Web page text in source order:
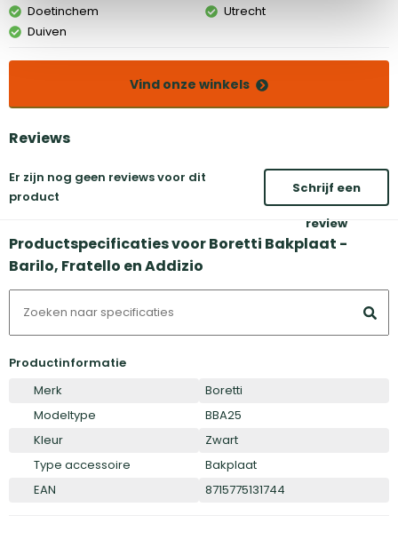
Doetinchem
Duiven
Utrecht
Vind onze winkels
Reviews
Er zijn nog geen reviews voor dit
product
Schrijf een
review
Productspecificaties voor Boretti Bakplaat -
Barilo, Fratello en Addizio
Productinformatie
Merk
Boretti
Modeltype
BBA25
Kleur
Zwart
Type accessoire
Bakplaat
EAN
8715775131744